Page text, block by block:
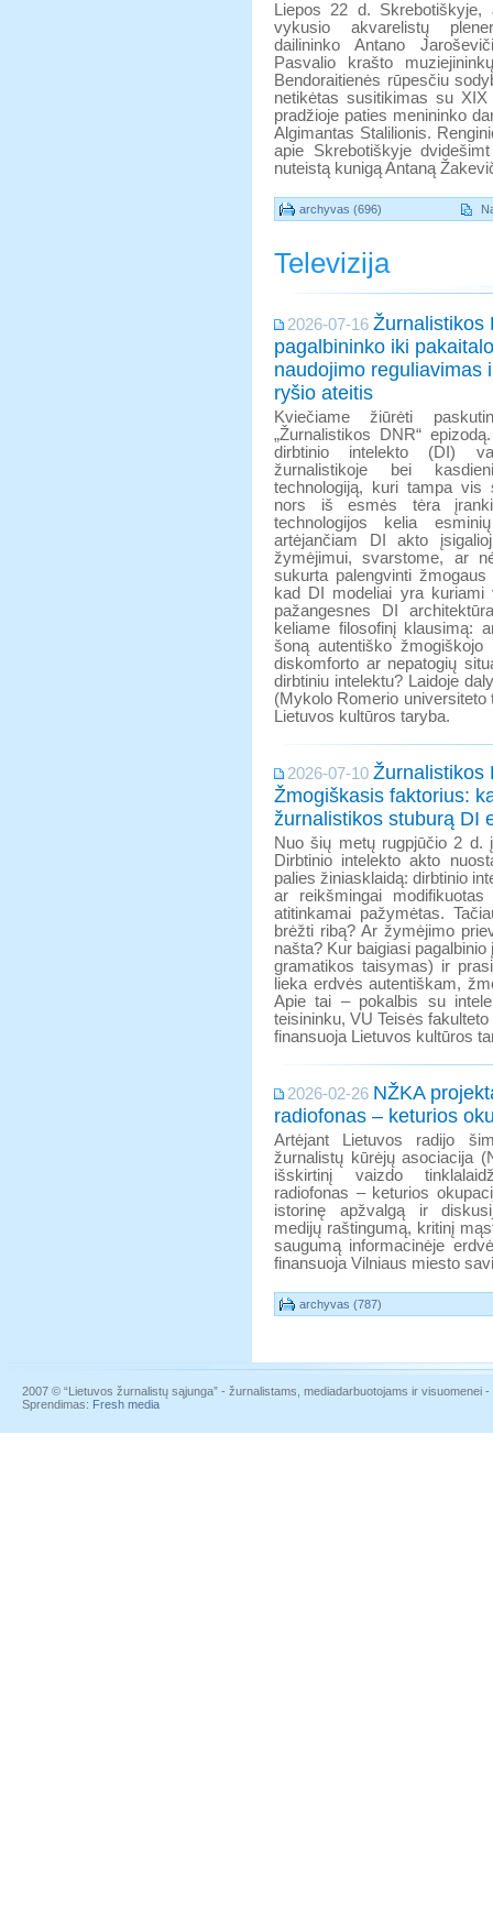
Liepos 22 d. Skrebotiškyje,
vykusio akvarelistų
dailininko Antano
Pasvalio krašto
Bendoraitienės rūpesčiu
netikėtas susitikimas su
pradžioje paties menininko
Algimantas Stalilionis.
apie Skrebotiškyje
nuteistą kunigą Antaną
archyvas (696)
Televizija
2026-07-16 Žurnalistikos
pagalbininko iki
naudojimo reguliavimas
ryšio ateitis
Kviečiame žiūrėti
„Žurnalistikos DNR“
dirbtinio intelekto (DI)
žurnalistikoje bei
technologiją, kuri tampa vis
nors iš esmės tėra
technologijos kelia
artėjančiam DI akto
žymėjimui, svarstome, ar
sukurta palengvinti
kad DI modeliai yra kuriami
pažangesnes DI
keliame filosofinį klausimą:
šoną autentiško
diskomforto ar nepatogių
dirbtiniu intelektu? Laidoje
(Mykolo Romerio
Lietuvos kultūros taryba.
2026-07-10 Žurnalistikos
Žmogiškasis faktorius:
žurnalistikos stuburą DI
Nuo šių metų rugpjūčio 2 d.
Dirbtinio intelekto akto
palies žiniasklaidą: dirbtinio
ar reikšmingai
atitinkamai pažymėtas.
brėžti ribą? Ar žymėjimo
našta? Kur baigiasi
gramatikos taisymas) ir
lieka erdvės autentiškam,
Apie tai – pokalbis su
teisininku, VU Teisės
finansuoja Lietuvos kultūros
2026-02-26 NŽKA
radiofonas – keturios
Artėjant Lietuvos radijo
žurnalistų kūrėjų asociacija
išskirtinį vaizdo
radiofonas – keturios
istorinę apžvalgą ir
medijų raštingumą, kritinį
saugumą informacinėje
finansuoja Vilniaus miesto
archyvas (787)
2007 © “Lietuvos žurnalistų sąjunga” - žurnalistams, mediadarbuotojams ir visuomenei
Sprendimas: Fresh media